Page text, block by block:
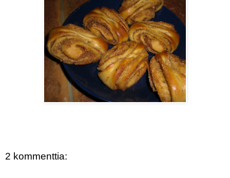
2 kommenttia: